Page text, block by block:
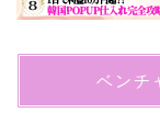
ベンチ